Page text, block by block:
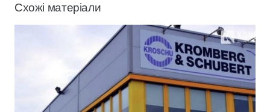
Схожі матеріали